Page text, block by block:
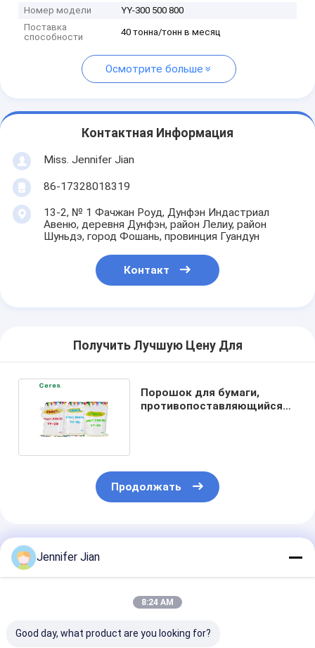
Номер модели
YY-300 500 800
Поставка
способности
40 тонна/тонн в месяц
Осмотрите больше
Контактная Информация
Miss. Jennifer Jian
86-17328018319
13-2, № 1 Фачжан Роуд, Дунфэн Индастриал
Авеню, деревня Дунфэн, район Лелиу, район
Шуньдэ, город Фошань, провинция Гуандун
Контакт
Получить Лучшую Цену Для
Порошок для бумаги,
противопоставляющийся
Продолжать
Порекомендованные Продукты
Jennifer Jian
8:24 AM
Good day, what product are you looking for?